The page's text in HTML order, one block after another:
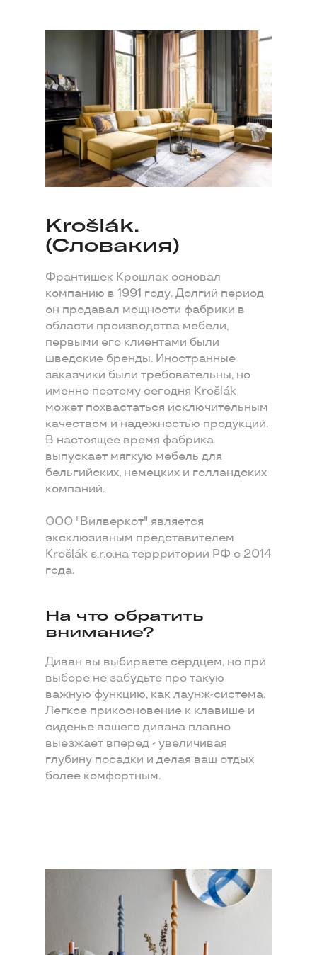
Krošlák.
(Словакия)
На что обратить
внимание?
Франтишек Крошлак основал
компанию в 1991 году. Долгий период
он продавал мощности фабрики в
области производства мебели,
первыми его клиентами были
шведские бренды. Иностранные
заказчики были требовательны, но
именно поэтому сегодня Krošlák
может похвастаться исключительным
качеством и надежностью продукции.
В настоящее время фабрика
выпускает мягкую мебель для
бельгийских, немецких и голландских
компаний.
ООО "Вилверкот" является
эксклюзивным представителем
Krošlák s.r.o.на террритории РФ с 2014
года.
Диван вы выбираете сердцем, но при
выборе не забудьте про такую
важную функцию, как лаунж-система.
Легкое прикосновение к клавише и
сиденье вашего дивана плавно
выезжает вперед - увеличивая
глубину посадки и делая ваш отдых
более комфортным.